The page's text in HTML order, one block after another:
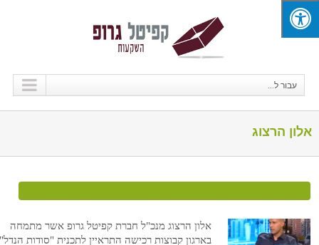
עבור ל...
אלון הרצוג
אלון הרצוג מנכ"ל חברת קפיטל גרופ אשר מתמחה
בארגון קבוצות רכישה התראיין לתכנית "סודות